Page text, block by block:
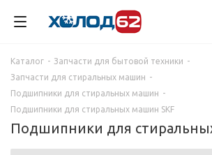
Каталог - Запчасти для бытовой техники -
Запчасти для стиральных машин -
Подшипники для стиральных машин -
Подшипники для стиральных машин SKF
Подшипники для